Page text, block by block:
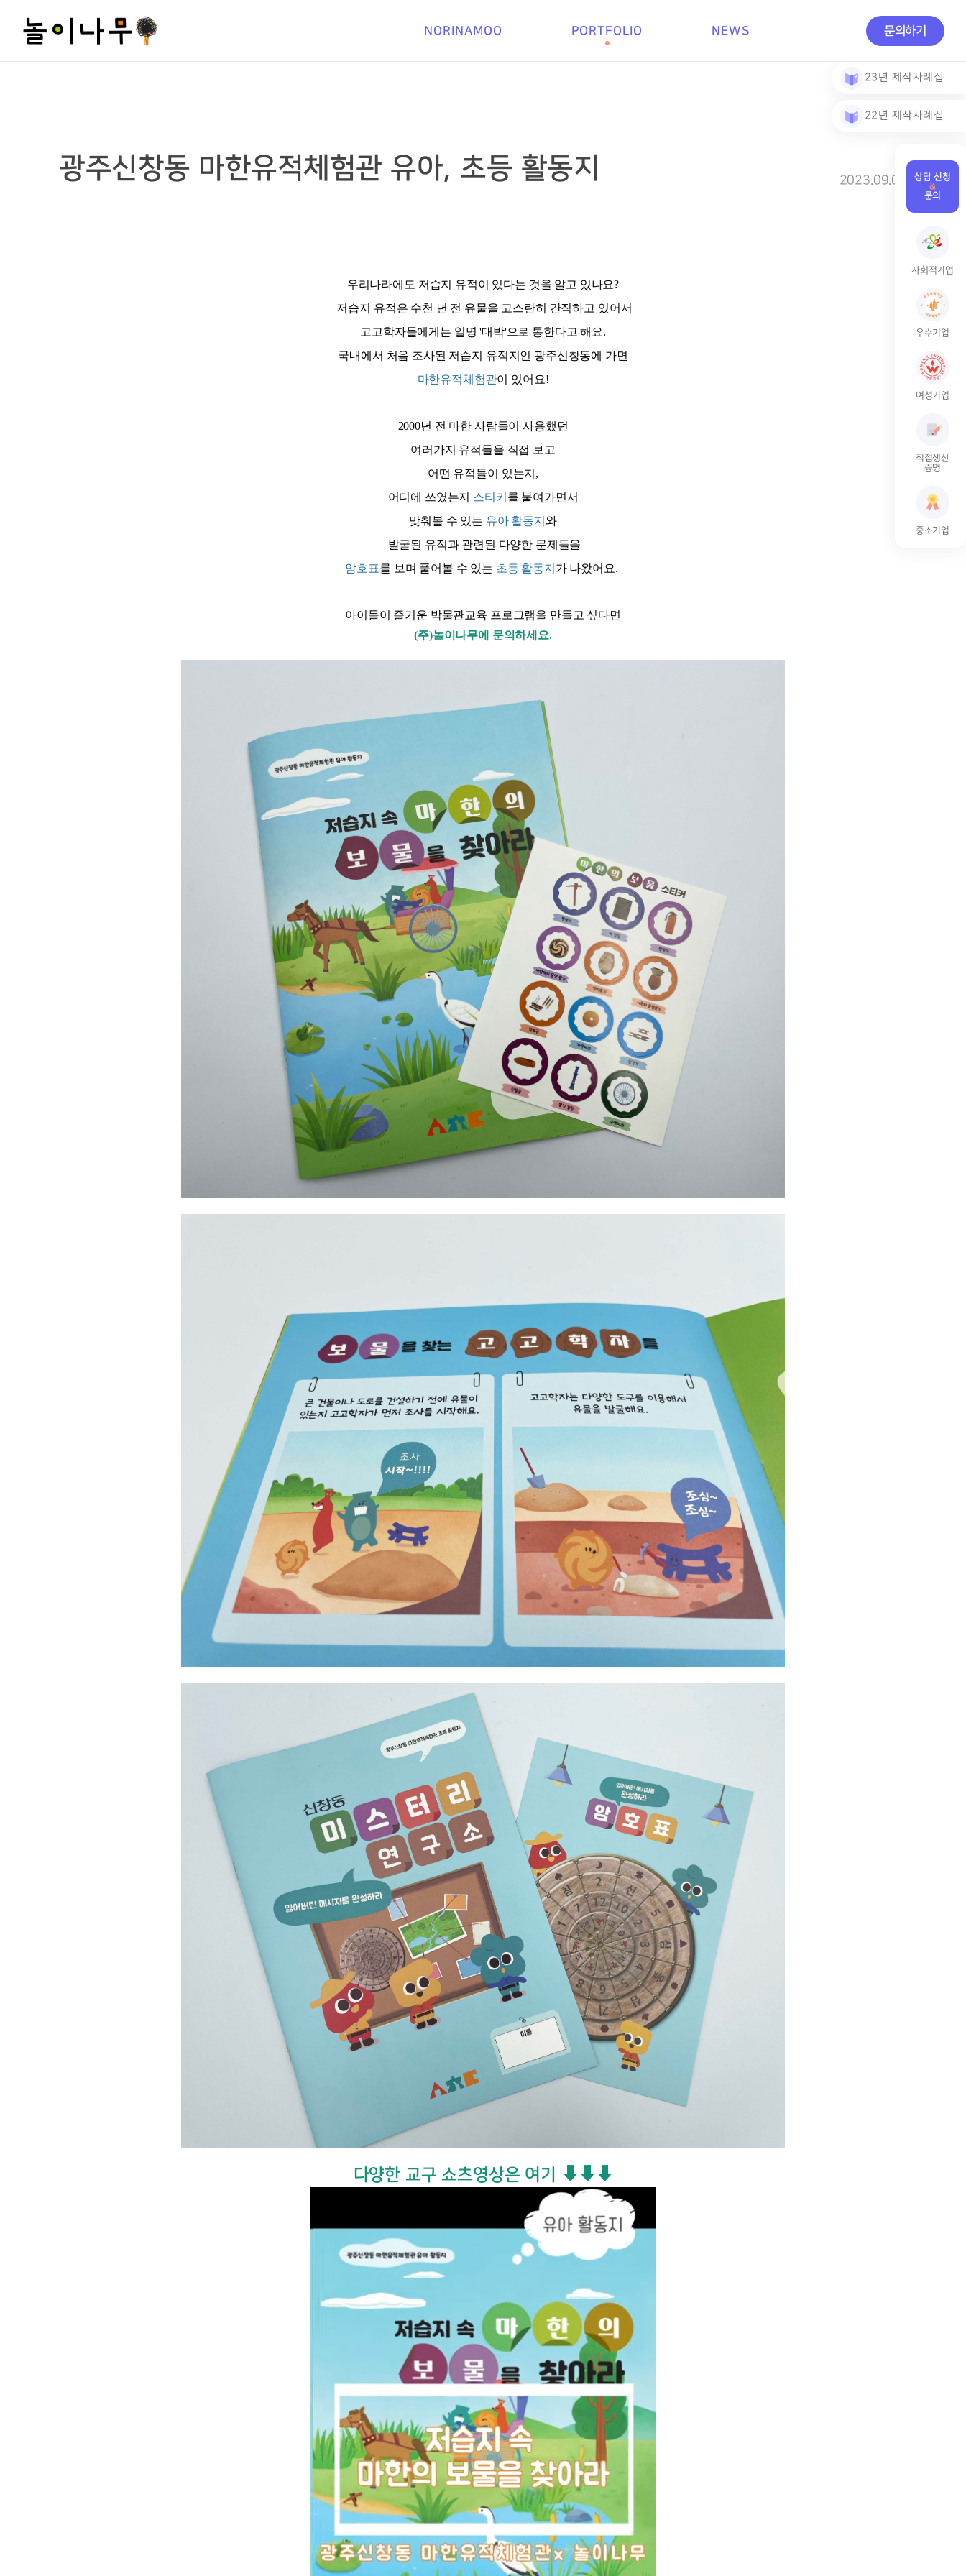
NORINAMOO PORTFOLIO NEWS 문의하기
광주신창동 마한유적체험관 유아, 초등 활동지 2023.09.04
우리나라에도 저습지 유적이 있다는 것을 알고 있나요?
저습지 유적은 수천 년 전 유물을 고스란히 간직하고 있어서
고고학자들에게는 일명 '대박'으로 통한다고 해요.
국내에서 처음 조사된 저습지 유적지인 광주신창동에 가면
마한유적체험관이 있어요!
2000년 전 마한 사람들이 사용했던
여러가지 유적들을 직접 보고
어떤 유적들이 있는지,
어디에 쓰였는지 스티커 를 붙여가면서
맞춰볼 수 있는 유아 활동지 와
발굴된 유적과 관련된 다양한 문제들을
암호표를 보며 풀어볼 수 있는 초등 활동지 가 나왔어요.
아이들이 즐거운 박물관교육 프로그램을 만들고 싶다면
(주)놀이나무에 문의하세요.
다양한 교구 쇼츠영상은 여기 ⬇⬇⬇
23년 제작사례집
22년 제작사례집
상담 신청
&
문의
사회적기업
우수기업
여성기업
직접생산
증명
중소기업